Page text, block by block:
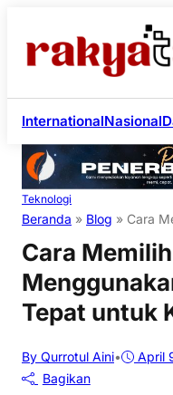
InternationalNasional
Teknologi
Beranda » Blog » Cara
Cara
Tepat untuk
By Qurrotul Aini• April
Bagikan